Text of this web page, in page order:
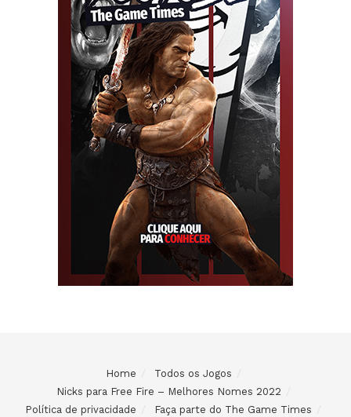
Home
Todos os Jogos
Nicks para Free Fire – Melhores Nomes 2022
Política de privacidade
Faça parte do The Game Times